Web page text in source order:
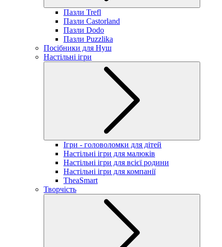
Пазли Trefl
Пазли Castorland
Пазли Dodo
Пазли Puzzlika
Посібники для Нуш
Настільні ігри
Ігри - головоломки для дітей
Настільні ігри для малюків
Настільні ігри для всієї родини
Настільні ігри для компанії
TheaSmart
Творчість